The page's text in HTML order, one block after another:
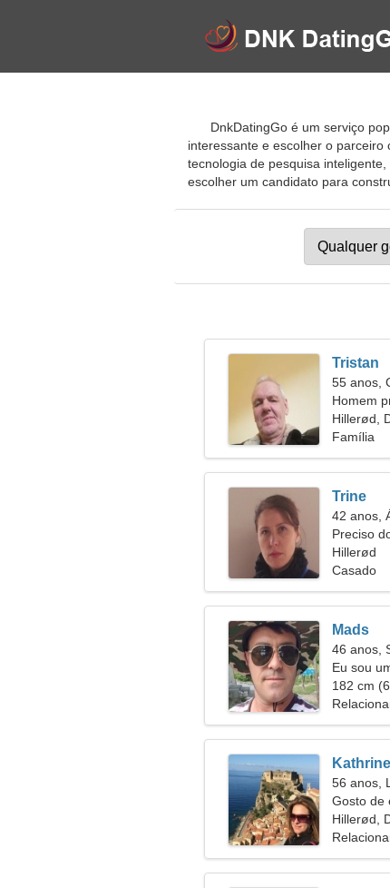
DnkDatingGo é um serviço
interessante e escolher o
tecnologia de pesquisa
escolher um candidato para
Tristan
55 anos,
Homem
51
Hillerød,
Família
Trine
42 anos,
Preciso
juntos
Hillerød
Casado
Mads
46 anos,
Eu sou
incomum
182 cm
Kathrine
56 anos,
Gosto de
Hillerød,